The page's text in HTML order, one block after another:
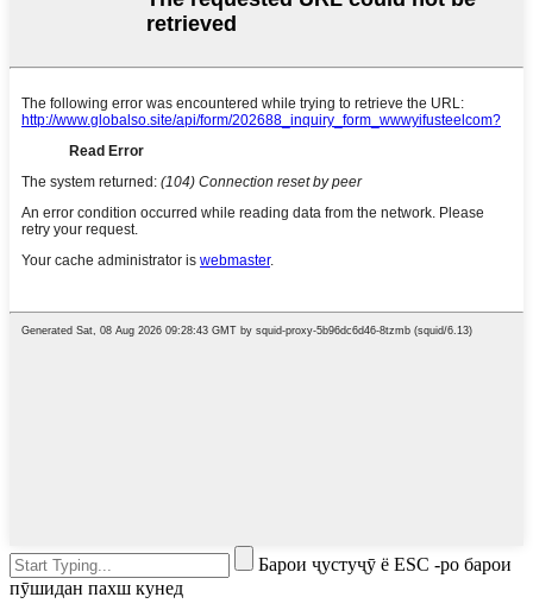
Барои ҷустуҷӯ ё ESC -ро барои
пӯшидан пахш кунед